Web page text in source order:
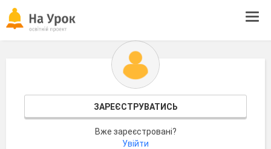
ЗАРЕЄСТРУВАТИСЬ
Вже зареєстровані?
Увійти